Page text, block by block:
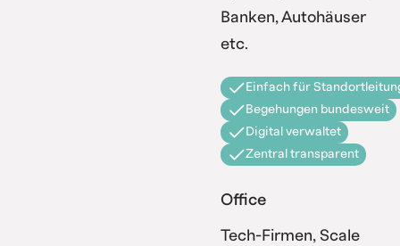
Banken, Autohäuser
etc.
Einfach für
Begehungen bundesweit
Digital verwaltet
Zentral transparent
Office
Tech-Firmen, Scale